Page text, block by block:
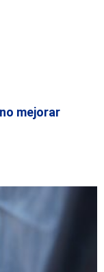
mejorar